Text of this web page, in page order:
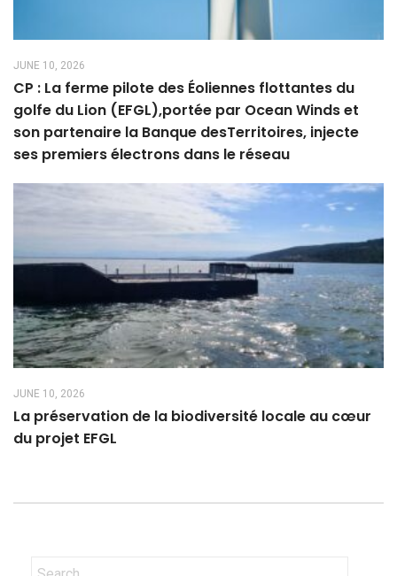
JUNE 10, 2026
CP : La ferme pilote des Éoliennes flottantes du
golfe du Lion (EFGL),portée par Ocean Winds et
son partenaire la Banque desTerritoires, injecte
ses premiers électrons dans le réseau
JUNE 10, 2026
La préservation de la biodiversité locale au cœur
du projet EFGL
Search